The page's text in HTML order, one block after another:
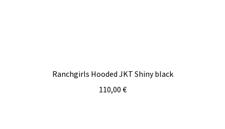
Ranchgirls Hooded JKT Shiny black
110,00 €